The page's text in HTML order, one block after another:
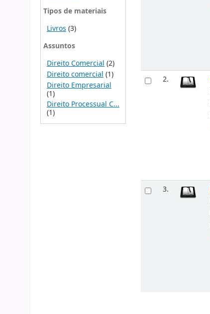
Tipos de materiais
Livros (3)
Assuntos
Direito Comercial (2)
Direito comercial (1)
Direito Empresarial
(1)
Direito Processual C...
(1)
2.
3.